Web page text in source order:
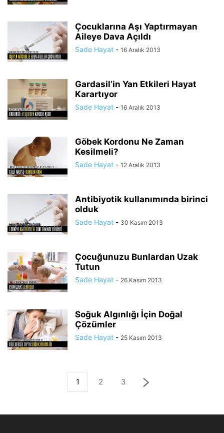
Çocuklarına Aşı Yaptırmayan
Aileye Dava Açıldı
Sade Hayat - 16 Aralık 2013
Gardasil’in Yan Etkileri Hayat
Karartıyor
Sade Hayat - 16 Aralık 2013
Göbek Kordonu Ne Zaman
Kesilmeli?
Sade Hayat - 12 Aralık 2013
Antibiyotik kullanımında birinci
olduk
Sade Hayat - 30 Kasım 2013
Çocuğunuzu Bunlardan Uzak
Tutun
Sade Hayat - 26 Kasım 2013
Soğuk Algınlığı İçin Doğal
Çözümler
Sade Hayat - 25 Kasım 2013
1 2 3